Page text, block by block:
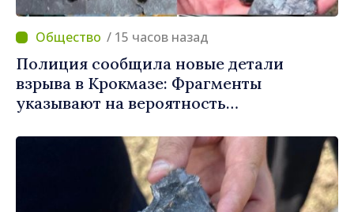
/ 15 часов назад
Полиция сообщила новые детали
взрыва в Крокмазе: Фрагменты
указывают на вероятность